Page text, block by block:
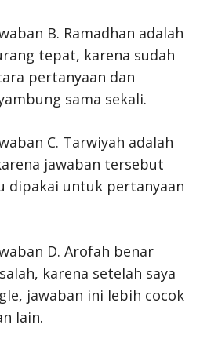
B. Ramadhan adalah
tepat, karena sudah
pertanyaan dan
sama sekali.
C. Tarwiyah adalah
jawaban tersebut
dipakai untuk pertanyaan
D. Arofah benar
karena setelah saya
jawaban ini lebih cocok
lain.